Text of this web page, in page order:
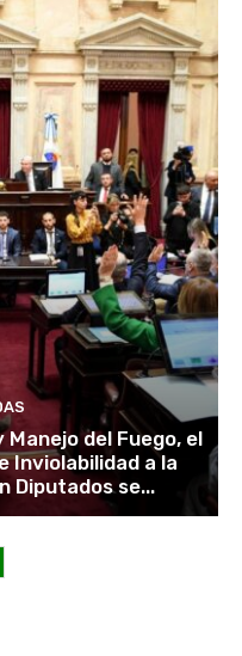
del Fuego, el
Inviolabilidad a la
Diputados se...